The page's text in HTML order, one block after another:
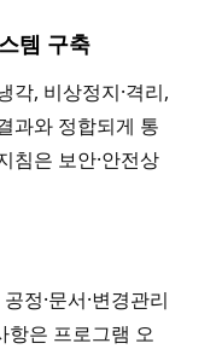
템 구축
각, 비상정지·격리,
과와 정합되게 통
침은 보안·안전상
정·문서·변경관리
항은 프로그램 오